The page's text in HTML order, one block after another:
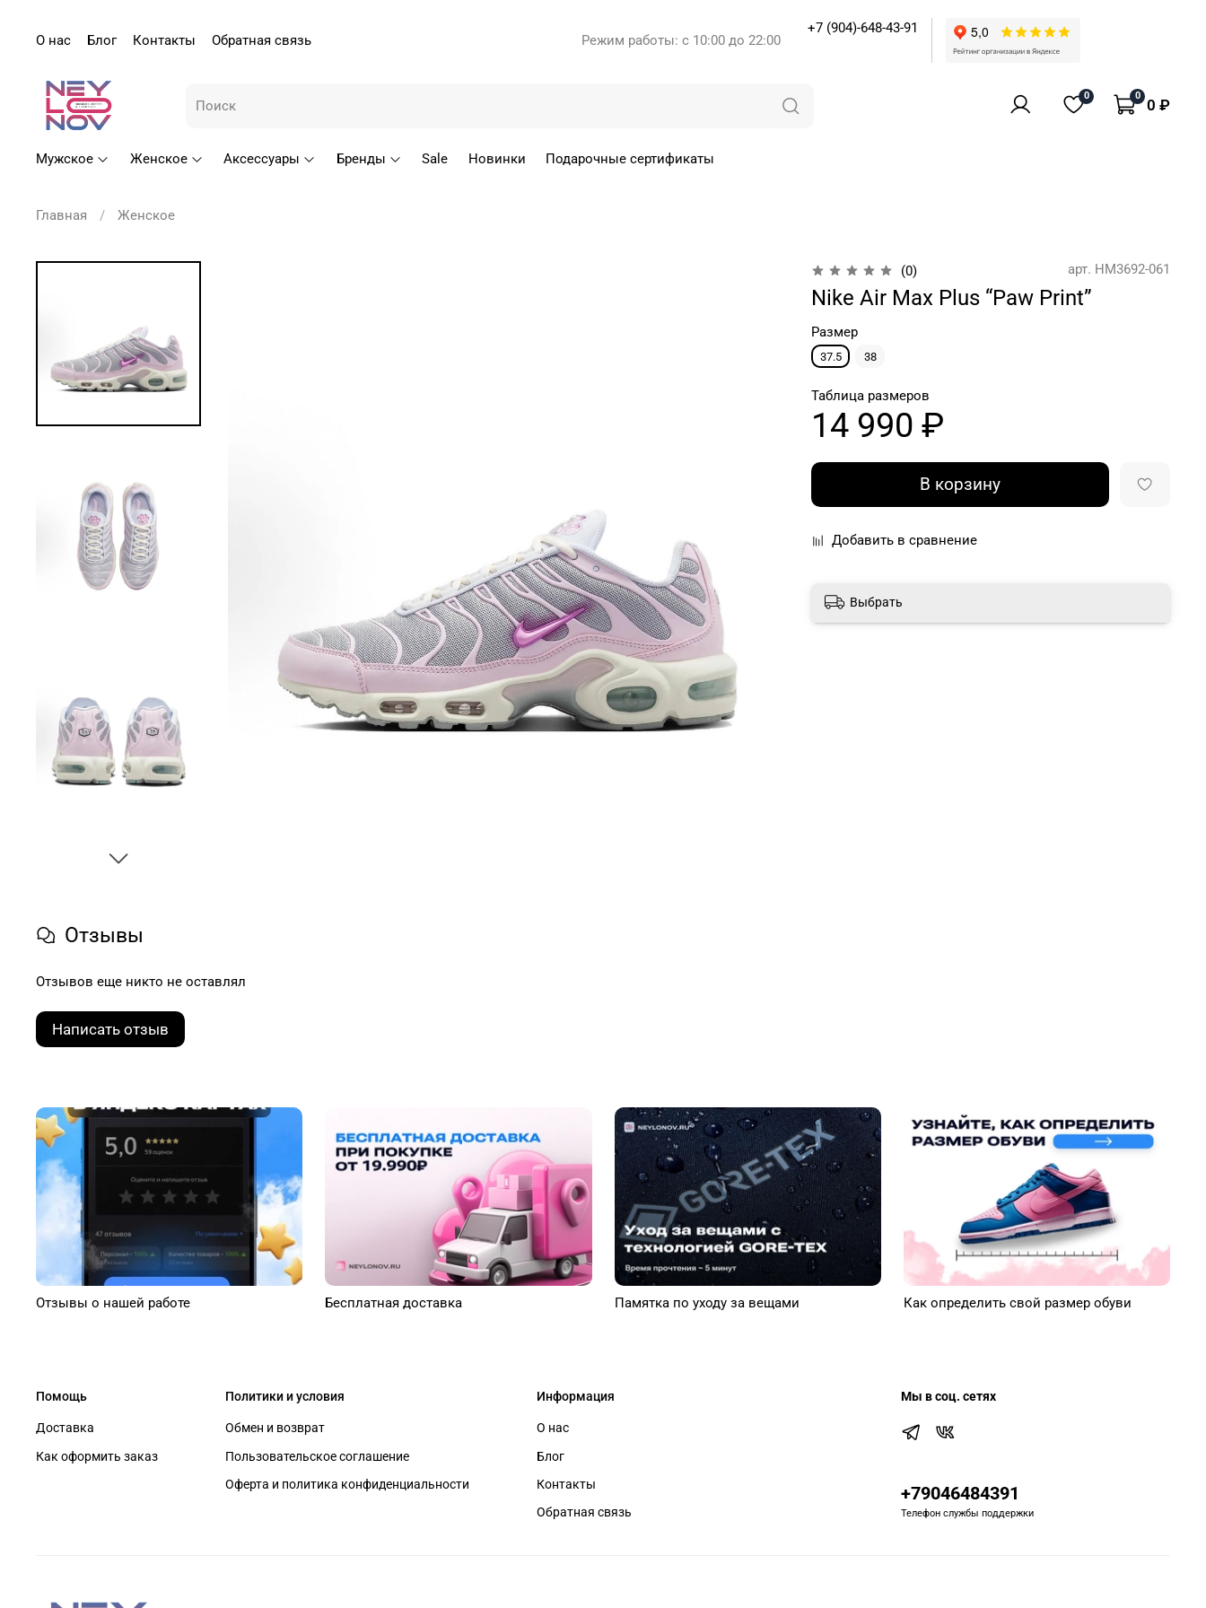
О нас Блог Контакты Обратная связь Режим работы: с 10:00 до 22:00
+7 (904)-648-43-91
0 0
0 ₽
Мужское Женское Аксессуары Бренды Sale Новинки Подарочные сертификаты
Главная Женское
(0) арт. HM3692-061
Nike Air Max Plus “Paw Print”
Размер
37.5 38
Таблица размеров
14 990 ₽
В корзину
Добавить в сравнение
Выбрать
Отзывы
Отзывов еще никто не оставлял
Написать отзыв
Отзывы о нашей работе Бесплатная доставка Памятка по уходу за вещами Как определить свой размер обуви
Помощь
Доставка
Как оформить заказ
Политики и условия
Обмен и возврат
Пользовательское соглашение
Оферта и политика конфиденциальности
Информация
О нас
Блог
Контакты
Обратная связь
Мы в соц. сетях
+79046484391
Телефон службы поддержки